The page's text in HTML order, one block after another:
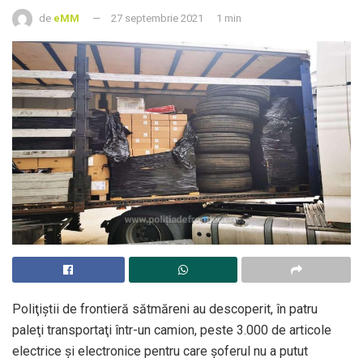
de eMM 27 septembrie 2021 1 min
Poliţiştii de frontieră sătmăreni au descoperit, în patru
paleţi transportaţi într-un camion, peste 3.000 de articole
electrice şi electronice pentru care şoferul nu a putut